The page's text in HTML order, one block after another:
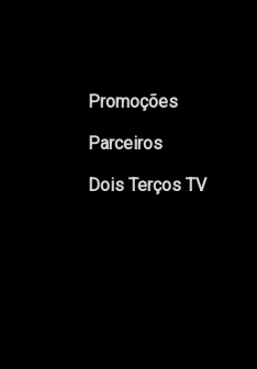
Promoções
Parceiros
Dois Terços TV